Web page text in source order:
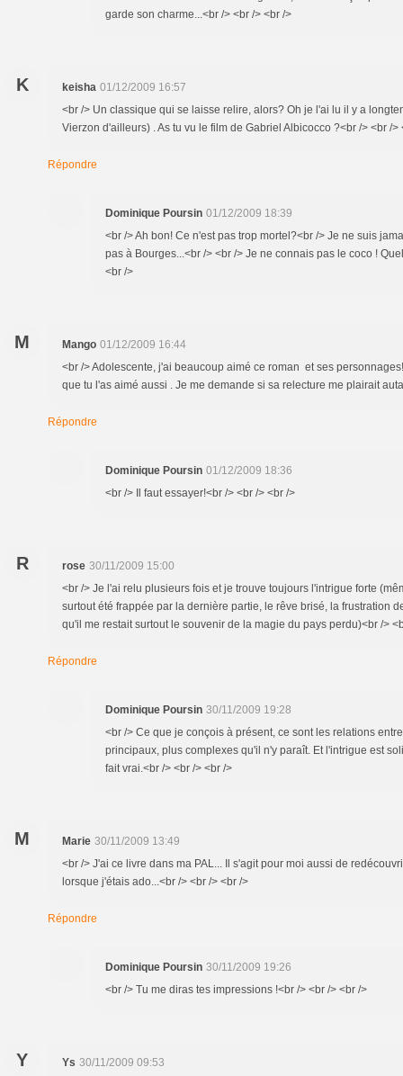
garde son charme...<br /> <br /> <br />
K keisha 01/12/2009 16:57
<br /> Un classique qui se laisse relire, alors? Oh je l'ai lu il y a
Vierzon d'ailleurs) . As tu vu le film de Gabriel Albicocco ?<br /> <br />
Répondre
Dominique Poursin 01/12/2009 18:39
<br /> Ah bon! Ce n'est pas trop mortel?<br /> Je ne suis
pas à Bourges...<br /> <br /> Je ne connais pas le coco !
<br />
M Mango 01/12/2009 16:44
<br /> Adolescente, j'ai beaucoup aimé ce roman et ses
que tu l'as aimé aussi . Je me demande si sa relecture me plairait
Répondre
Dominique Poursin 01/12/2009 18:36
<br /> Il faut essayer!<br /> <br /> <br />
R rose 30/11/2009 15:00
<br /> Je l'ai relu plusieurs fois et je trouve toujours l'intrigue forte
surtout été frappée par la dernière partie, le rêve brisé, la frustration
qu'il me restait surtout le souvenir de la magie du pays perdu)<br />
Répondre
Dominique Poursin 30/11/2009 19:28
<br /> Ce que je conçois à présent, ce sont les relations
principaux, plus complexes qu'il n'y paraît. Et l'intrigue est
fait vrai.<br /> <br /> <br />
M Marie 30/11/2009 13:49
<br /> J'ai ce livre dans ma PAL... Il s'agit pour moi aussi de
lorsque j'étais ado...<br /> <br /> <br />
Répondre
Dominique Poursin 30/11/2009 19:26
<br /> Tu me diras tes impressions !<br /> <br /> <br />
Y Ys 30/11/2009 09:53